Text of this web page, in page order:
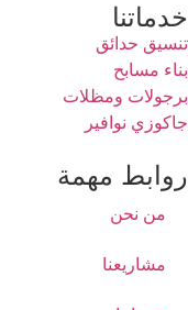
خدماتنا
تنسيق حدائق
بناء مسابح
برجولات ومظلات
جاكوزي نوافير
روابط مهمة
من نحن
مشاريعنا